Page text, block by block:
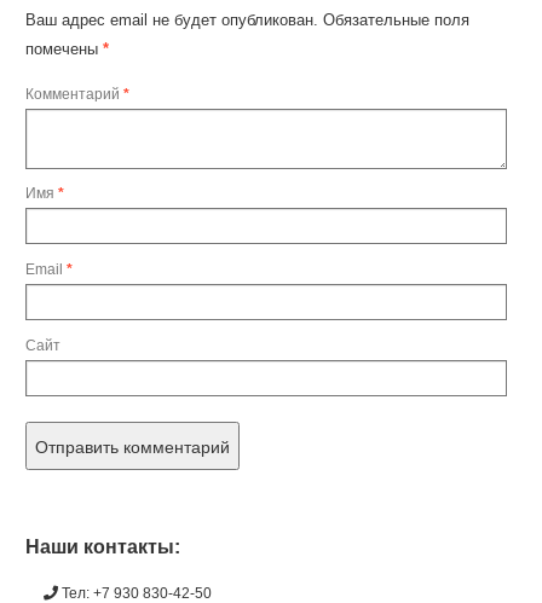
Ваш адрес email не будет опубликован. Обязательные поля
помечены *
Комментарий *
Имя *
Email *
Сайт
Наши контакты:
Тел: +7 930 830-42-50